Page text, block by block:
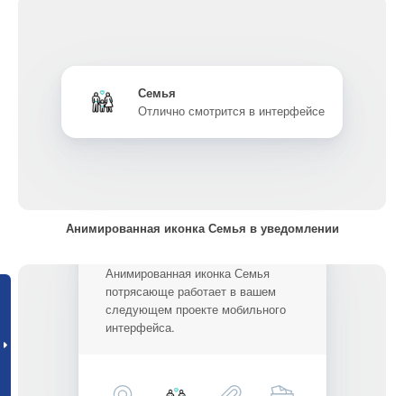
Семья
Отлично смотрится в интерфейсе
Анимированная иконка Семья в уведомлении
Анимированная иконка Семья
потрясающе работает в вашем
следующем проекте мобильного
интерфейса.